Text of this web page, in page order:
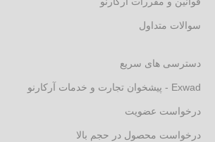
سوالات متداول
دسترسی های سریع
Exwad - پیشخوان تجارت و خدمات آرکارنو
درخواست عضویت
درخواست محصول در حجم بالا